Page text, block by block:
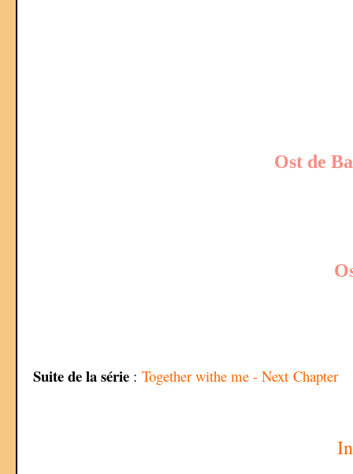
Ost de
Suite de la série : Together withe me - Next Chapter